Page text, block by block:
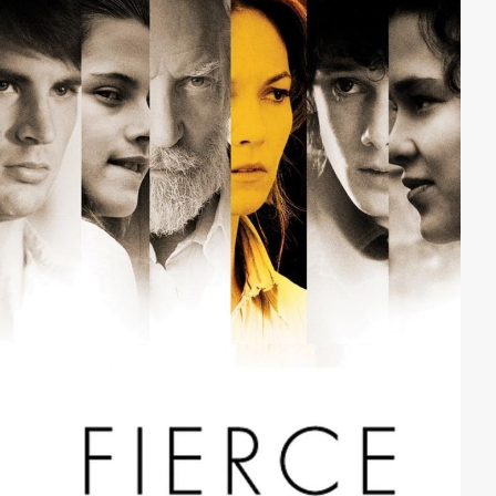
überrascht. Währenddessen versucht die
karriereorientierte Arlenes einen neuen MP3-Player zu
entwickeln und an den Mann zu bringen. Erst völlig
von sich überzeugt muss sie bald feststellen, dass ein
MP3-Player mit einem Gewicht von 100 Pfund vielleicht
doch ein bisschen zu schwer für den täglichen
Gebrauch ist.